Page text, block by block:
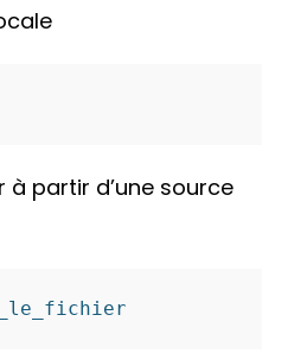
à partir d’une source